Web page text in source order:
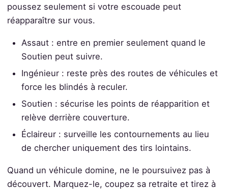
poussez seulement si votre escouade peut
réapparaître sur vous.
Assaut : entre en premier seulement quand le
Soutien peut suivre.
Ingénieur : reste près des routes de véhicules et
force les blindés à reculer.
Soutien : sécurise les points de réapparition et
relève derrière couverture.
Éclaireur : surveille les contournements au lieu
de chercher uniquement des tirs lointains.
Quand un véhicule domine, ne le poursuivez pas à
découvert. Marquez-le, coupez sa retraite et tirez à